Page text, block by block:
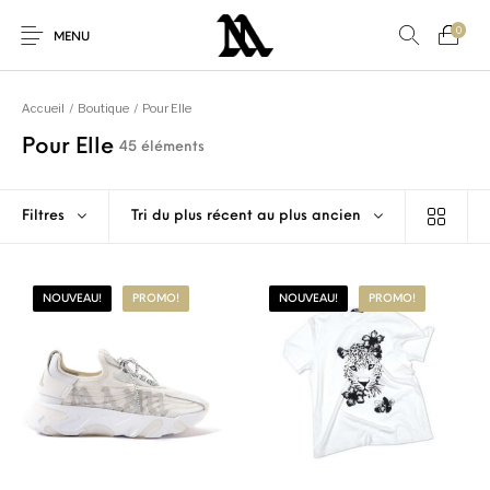
MENU
0
Nouveaux produits En promo! Accessoires
Nouveau! Pour Elle Pour Lui Promo
Accueil / Boutique / Pour Elle
Pour Elle 45 éléments
Filtres Tri du plus récent au plus ancien
NOUVEAU! PROMO! NOUVEAU! PROMO!